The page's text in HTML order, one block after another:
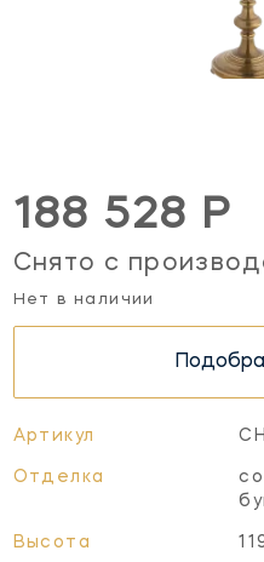
188 528 Р
Снято с
Нет в наличии
Артикул
Отделка
Высота